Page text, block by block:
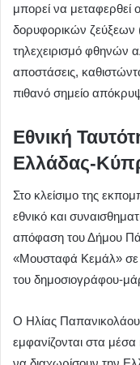
μπορεί να
δορυφορικών ζεύξεων
τηλεχειρισμό φθηνών
αποστάσεις,
πιθανό σημείο
Εθνική
Ελλάδας-
Στο κλείσιμο της
εθνικό και
απόφαση του Δήμου
«Μουσταφά Κεμάλ» σε
του δημοσιογράφου-
Ο Ηλίας
εμφανίζονται στα μέσα